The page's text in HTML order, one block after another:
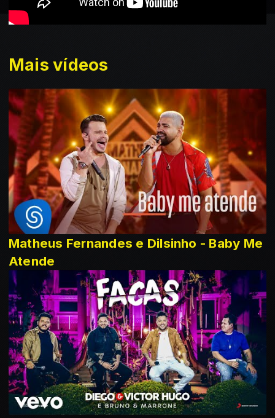
Mais vídeos
Matheus Fernandes e Dilsinho - Baby Me
Atende